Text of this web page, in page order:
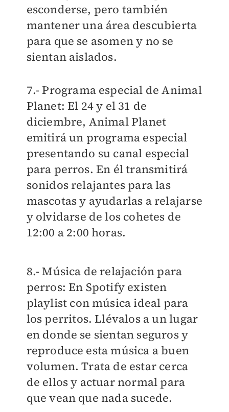
esconderse, pero también
mantener una área descubierta
para que se asomen y no se
sientan aislados.
7.- Programa especial de Animal
Planet: El 24 y el 31 de
diciembre, Animal Planet
emitirá un programa especial
presentando su canal especial
para perros. En él transmitirá
sonidos relajantes para las
mascotas y ayudarlas a relajarse
y olvidarse de los cohetes de
12:00 a 2:00 horas.
8.- Música de relajación para
perros: En Spotify existen
playlist con música ideal para
los perritos. Llévalos a un lugar
en donde se sientan seguros y
reproduce esta música a buen
volumen. Trata de estar cerca
de ellos y actuar normal para
que vean que nada sucede.